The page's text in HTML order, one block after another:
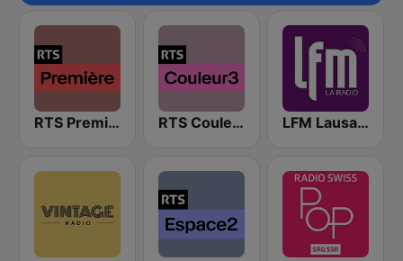
RTS Première RTS Couleur 3 LFM Lausanne FM